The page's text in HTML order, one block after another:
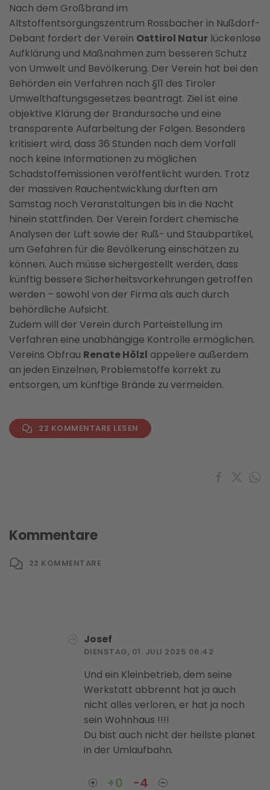
Nach dem Großbrand im
Altstoffentsorgungszentrum Rossbacher in Nußdorf-
Debant fordert der Verein Osttirol Natur lückenlose
Aufklärung und Maßnahmen zum besseren Schutz
von Umwelt und Bevölkerung. Der Verein hat bei den
Behörden ein Verfahren nach §11 des Tiroler
Umwelthaftungsgesetzes beantragt. Ziel ist eine
objektive Klärung der Brandursache und eine
transparente Aufarbeitung der Folgen. Besonders
kritisiert wird, dass 36 Stunden nach dem Vorfall
noch keine Informationen zu möglichen
Schadstoffemissionen veröffentlicht wurden. Trotz
der massiven Rauchentwicklung durften am
Samstag noch Veranstaltungen bis in die Nacht
hinein stattfinden. Der Verein fordert chemische
Analysen der Luft sowie der Ruß- und Staubpartikel,
um Gefahren für die Bevölkerung einschätzen zu
können. Auch müsse sichergestellt werden, dass
künftig bessere Sicherheitsvorkehrungen getroffen
werden – sowohl von der Firma als auch durch
behördliche Aufsicht.
Zudem will der Verein durch Parteistellung im
Verfahren eine unabhängige Kontrolle ermöglichen.
Vereins Obfrau Renate Hölzl appeliere außerdem
an jeden Einzelnen, Problemstoffe korrekt zu
entsorgen, um künftige Brände zu vermeiden.
22 KOMMENTARE LESEN
Kommentare
22 KOMMENTARE
Josef
DIENSTAG, 01. JULI 2025 06:42
Und ein Kleinbetrieb, dem seine
Werkstatt abbrennt hat ja auch
nicht alles verloren, er hat ja noch
sein Wohnhaus !!!!
Du bist auch nicht der hellste planet
in der Umlaufbahn.
+0 -4